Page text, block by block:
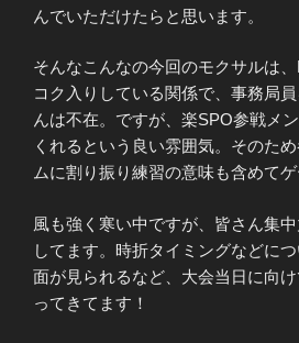
んでいただけたらと思います。
そんなこんなの今回のモクサルは
コク入りしている関係で、事務局
んは不在。ですが、楽SPO参戦メ
くれるという良い雰囲気。そのた
ムに割り振り練習の意味も含めてゲ
風も強く寒い中ですが、皆さん集
してます。時折タイミングなどに
面が見られるなど、大会当日に向
ってきてます！